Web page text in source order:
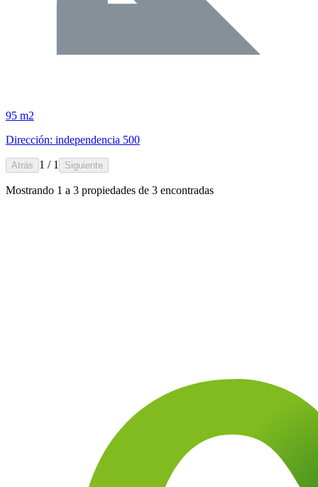
95 m2
Dirección: independencia 500
Atrás 1 / 1 Siguiente
Mostrando 1 a 3 propiedades de 3 encontradas